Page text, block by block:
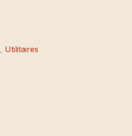
, Utilitaires